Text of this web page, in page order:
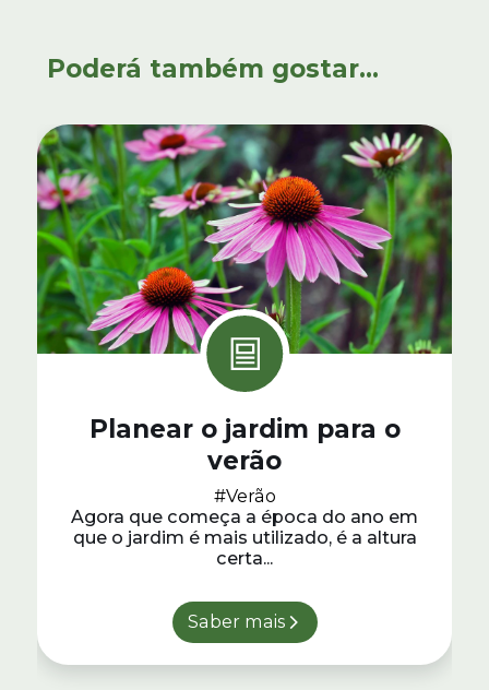
Poderá também gostar...
Planear o jardim para o
verão
#Verão
Agora que começa a época do ano em
que o jardim é mais utilizado, é a altura
certa...
Saber mais